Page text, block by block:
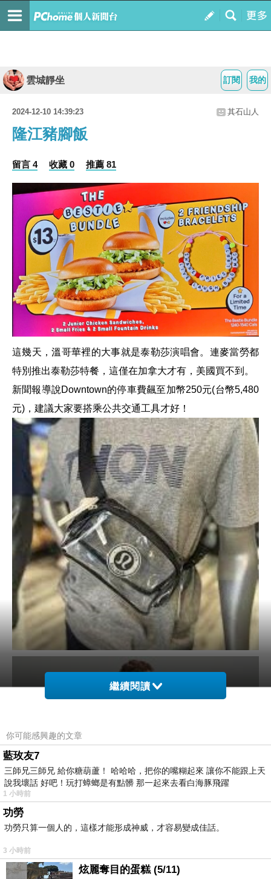
我的
訂閱
雲城靜坐
2024-12-10 14:39:23 其石山人
隆江豬腳飯
留言 4 收藏 0 推薦 81
這幾天，溫哥華裡的大事就是泰勒莎演唱會。連麥當勞都
特別推出泰勒莎特餐，這僅在加拿大才有，美國買不到。
新聞報導說Downtown的停車費飆至加幣250元(台幣5,480
元)，建議大家要搭乘公共交通工具才好！
繼續閱讀
你可能感興趣的文章
藍玫友7
三師兄三師兄 給你糖葫蘆！ 哈哈哈，把你的嘴糊起來 讓你不能跟上天
說我壞話 好吧！玩打蟑螂是有點髒 那一起來去看白海豚飛躍
1 小時前
功勞
功勞只算一個人的，這樣才能形成神威，才容易變成佳話。
3 小時前
炫麗奪目的蛋糕 (5/11)